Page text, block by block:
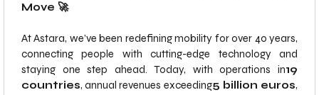
Move 🚀
At Astara, we’ve been redefining mobility for over 40 years,
connecting people with cutting-edge technology and
staying one step ahead. Today, with operations in19
countries, annual revenues exceeding5 billion euros,